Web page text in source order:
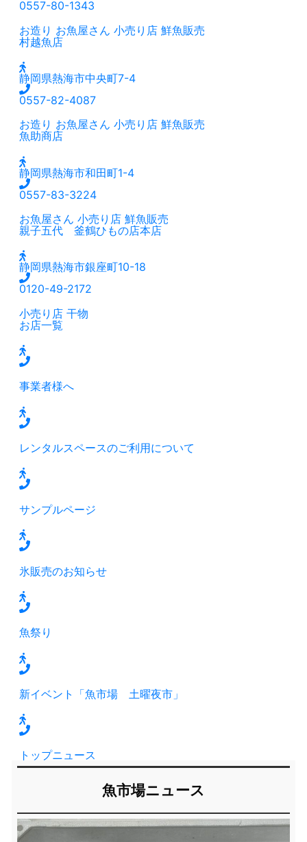
0557-80-1343
お造り お魚屋さん 小売り店 鮮魚販売
村越魚店
静岡県熱海市中央町7-4
0557-82-4087
お造り お魚屋さん 小売り店 鮮魚販売
魚助商店
静岡県熱海市和田町1-4
0557-83-3224
お魚屋さん 小売り店 鮮魚販売
親子五代 釜鶴ひもの店本店
静岡県熱海市銀座町10-18
0120-49-2172
小売り店 干物
お店一覧
事業者様へ
レンタルスペースのご利用について
サンプルページ
氷販売のお知らせ
魚祭り
新イベント「魚市場 土曜夜市」
トップニュース
魚市場ニュース